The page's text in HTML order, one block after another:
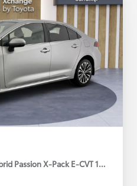
Passion X-Pack E-CVT 140HP